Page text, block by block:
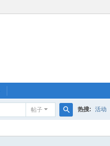
帖子
索
热搜: 活动